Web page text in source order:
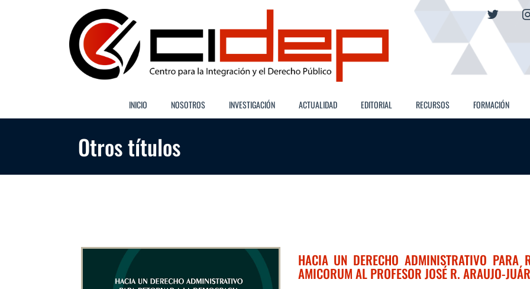
twitter
INICIO NOSOTROS INVESTIGACIÓN ACTUALIDAD EDITORIAL RECURSOS FORMACIÓN
Otros títulos
HACIA UN DERECHO ADMINISTRATIVO PARA
AMICORUM AL PROFESOR JOSÉ R. ARAUJO-